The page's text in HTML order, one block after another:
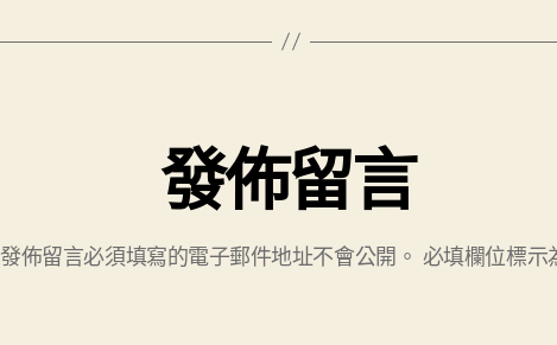
發佈留言
發佈留言必須填寫的電子郵件地址不會公開。 必填欄位標